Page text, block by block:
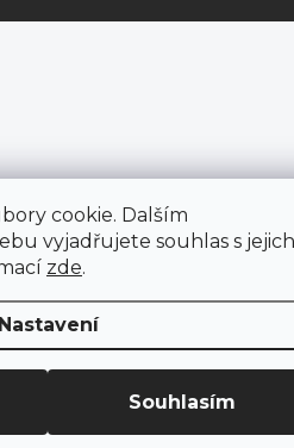
cookie. Dalším
vyjadřujete souhlas s jejich
zde.
Nastavení
Souhlasím